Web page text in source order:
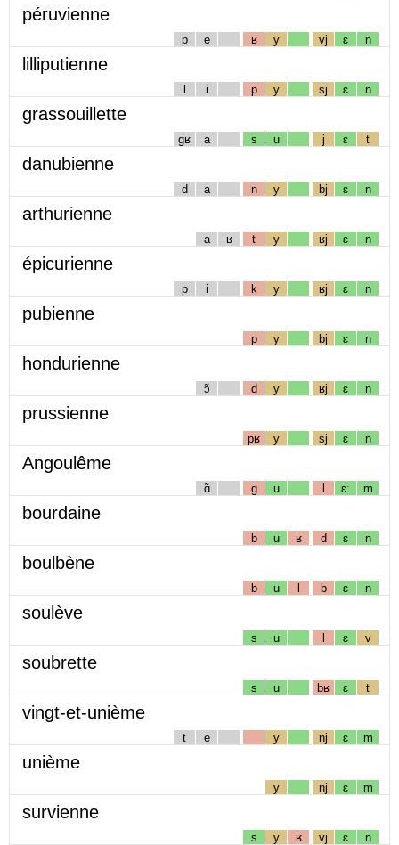
péruvienne
p e ʁ y vj ɛ n
lilliputienne
l i p y sj ɛ n
grassouillette
gʁ a s u j ɛ t
danubienne
d a n y bj ɛ n
arthurienne
a ʁ t y ʁj ɛ n
épicurienne
p i k y ʁj ɛ n
pubienne
p y bj ɛ n
hondurienne
ɔ̃ d y ʁj ɛ n
prussienne
pʁ y sj ɛ n
Angoulême
ɑ̃ g u l ɛː m
bourdaine
b u ʁ d ɛ n
boulbène
b u l b ɛ n
soulève
s u l ɛ v
soubrette
s u bʁ ɛ t
vingt-et-unième
t e y nj ɛ m
unième
y nj ɛ m
survienne
s y ʁ vj ɛ n